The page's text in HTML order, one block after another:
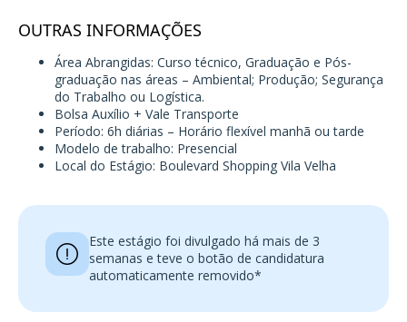
OUTRAS INFORMAÇÕES
Área Abrangidas: Curso técnico, Graduação e Pós-
graduação nas áreas – Ambiental; Produção; Segurança
do Trabalho ou Logística.
Bolsa Auxílio + Vale Transporte
Período: 6h diárias – Horário flexível manhã ou tarde
Modelo de trabalho: Presencial
Local do Estágio: Boulevard Shopping Vila Velha
Este estágio foi divulgado há mais de 3
semanas e teve o botão de candidatura
automaticamente removido*